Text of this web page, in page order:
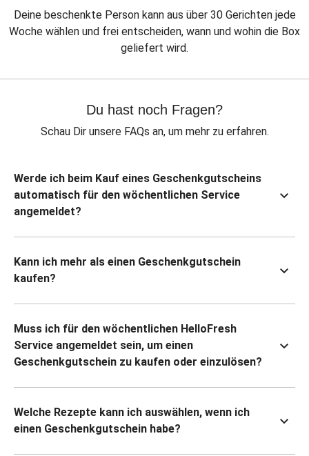
Deine beschenkte Person kann aus über 30 Gerichten jede
Woche wählen und frei entscheiden, wann und wohin die Box
geliefert wird.
Du hast noch Fragen?
Schau Dir unsere FAQs an, um mehr zu erfahren.
Werde ich beim Kauf eines Geschenkgutscheins
automatisch für den wöchentlichen Service
angemeldet?
Kann ich mehr als einen Geschenkgutschein
kaufen?
Muss ich für den wöchentlichen HelloFresh
Service angemeldet sein, um einen
Geschenkgutschein zu kaufen oder einzulösen?
Welche Rezepte kann ich auswählen, wenn ich
einen Geschenkgutschein habe?